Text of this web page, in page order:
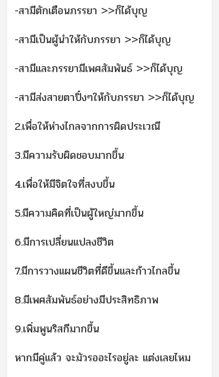
-สามีตักเตือนภรรยา >>ก็ได้บุญ
-สามีเป็นผู้นำให้กับภรรยา >>ก็ได้บุญ
-สามีและภรรยามีเพศสัมพันธ์ >>ก็ได้บุญ
-สามีส่งสายตาปิ๋งๆให้กับภรรยา >>ก็ได้บุญ
2.เพื่อให้ห่างไกลจากการผิดประเวณี
3.มีความรับผิดชอบมากขึ้น
4.เพื่อให้มีจิตใจที่สงบขึ้น
5.มีความคิดที่เป็นผู้ใหญ่มากขึ้น
6.มีการเปลี่ยนแปลงชีวิต
7.มีการวางแผนชีวิตที่ดีขึ้นและก้าวไกลขึ้น
8.มีเพศสัมพันธ์อย่างมีประสิทธิภาพ
9.เพิ่มพูนริสกีมากขึ้น
หากมีคู่แล้ว จะมัวรออะไรอยู่ละ แต่งเลยไหม